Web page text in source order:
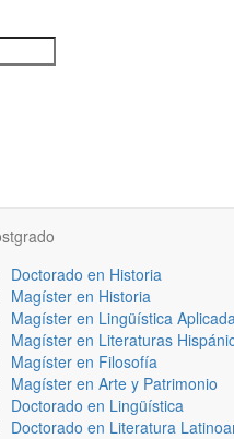
Doctorado en Historia
Magíster en Historia
Magíster en Lingüística
Magíster en Literaturas
Magíster en Filosofía
Magíster en Arte y Patrimonio
Doctorado en Lingüística
Doctorado en Literatura